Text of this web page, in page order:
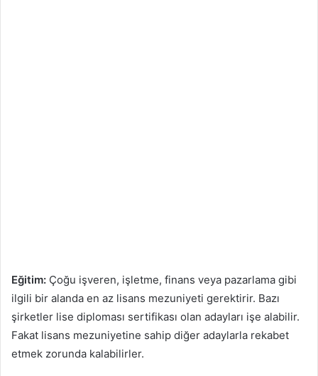
Eğitim: Çoğu işveren, işletme, finans veya pazarlama gibi
ilgili bir alanda en az lisans mezuniyeti gerektirir. Bazı
şirketler lise diploması sertifikası olan adayları işe alabilir.
Fakat lisans mezuniyetine sahip diğer adaylarla rekabet
etmek zorunda kalabilirler.